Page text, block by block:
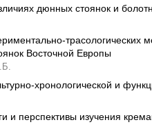
дюнных стоянок и
трасологических
Восточной Европы
хронологической и
и перспективы изучения